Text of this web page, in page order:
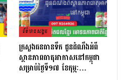
ព័ត៌មាន​សង្គម
ក្រសួងធនធានទឹក ជូនដំណឹងអំពី
ស្ថានភាពធាតុអាកាសនៅកម្ពុជា
សម្រាប់ថ្ងៃទី១៧ ខែកុម្ភៈ…